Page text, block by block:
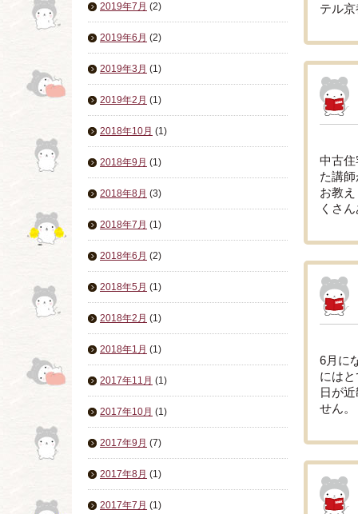
2019年7月 (2)
2019年6月 (2)
2019年3月 (1)
2019年2月 (1)
2018年10月 (1)
2018年9月 (1)
2018年8月 (3)
2018年7月 (1)
2018年6月 (2)
2018年5月 (1)
2018年2月 (1)
2018年1月 (1)
2017年11月 (1)
2017年10月 (1)
2017年9月 (7)
2017年8月 (1)
2017年7月 (1)
テル
中古
た講
お教
くさ
6月に
には
日が
せん